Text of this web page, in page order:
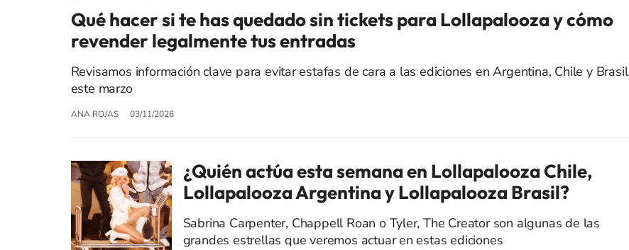
Qué hacer si te has quedado sin tickets para Lollapalooza y cómo
revender legalmente tus entradas
Revisamos información clave para evitar estafas de cara a las ediciones en Argentina, Chile y Brasil
este marzo
ANA ROJAS 03/11/2026
¿Quién actúa esta semana en Lollapalooza Chile,
Lollapalooza Argentina y Lollapalooza Brasil?
Sabrina Carpenter, Chappell Roan o Tyler, The Creator son algunas de las
grandes estrellas que veremos actuar en estas ediciones